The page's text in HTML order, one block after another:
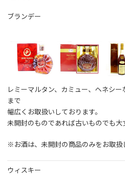
ブランデー
レミーマルタン、カミュー、ヘネシ
まで
幅広くお取扱いしております。
未開封のものであれば古いものでも大
※お酒は、未開封の商品のみをお取扱
ウィスキー